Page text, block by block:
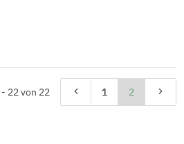
22 von 22 1 2